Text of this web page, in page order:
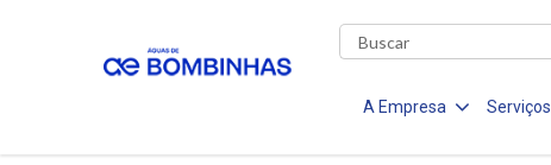
A Empresa Serviços